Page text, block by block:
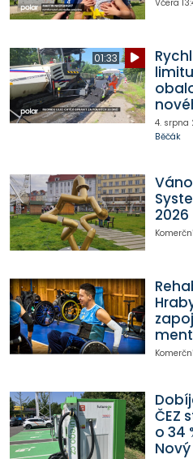
Včera
01:33
4. srpna
Běčák
2026
ČEZ
o 34